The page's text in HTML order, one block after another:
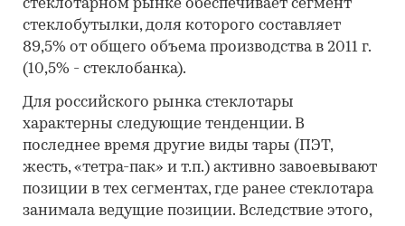
стеклотарном рынке обеспечивает сегмент
стеклобутылки, доля которого составляет
89,5% от общего объема производства в 2011 г.
(10,5% - стеклобанка).
Для российского рынка стеклотары
характерны следующие тенденции. В
последнее время другие виды тары (ПЭТ,
жесть, «тетра-пак» и т.п.) активно завоевывают
позиции в тех сегментах, где ранее стеклотара
занимала ведущие позиции. Вследствие этого,